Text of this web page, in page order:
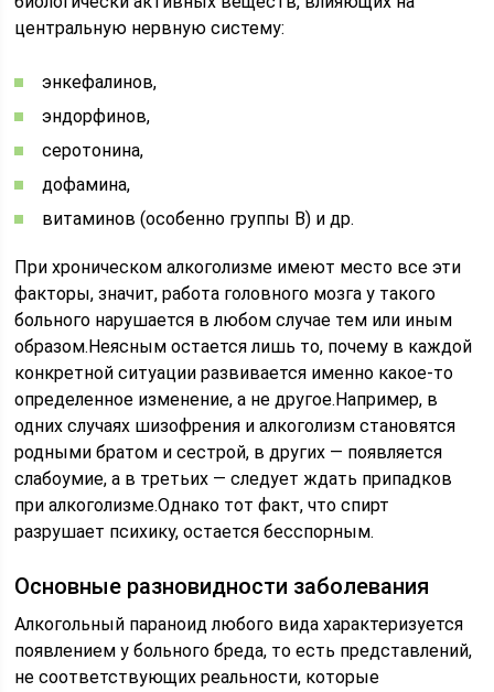
центральную нервную систему:
энкефалинов,
эндорфинов,
серотонина,
дофамина,
витаминов (особенно группы В) и др.
При хроническом алкоголизме имеют место все эти
факторы, значит, работа головного мозга у такого
больного нарушается в любом случае тем или иным
образом.Неясным остается лишь то, почему в каждой
конкретной ситуации развивается именно какое-то
определенное изменение, а не другое.Например, в
одних случаях шизофрения и алкоголизм становятся
родными братом и сестрой, в других — появляется
слабоумие, а в третьих — следует ждать припадков
при алкоголизме.Однако тот факт, что спирт
разрушает психику, остается бесспорным.
Основные разновидности заболевания
Алкогольный параноид любого вида характеризуется
появлением у больного бреда, то есть представлений,
не соответствующих реальности, которые